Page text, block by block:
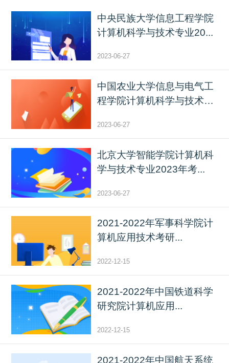
中央民族大学信息工程学院
计算机科学与技术专业20...
2023-06-27
中国农业大学信息与电气工
程学院计算机科学与技术
2023-06-27
北京大学智能学院计算机科
学与技术专业2023年考...
2023-06-27
2021-2022年军事科学院计
算机应用技术考研...
2022-12-15
2021-2022年中国铁道科学
研究院计算机应用...
2022-12-15
2021-2022年中国航天系统